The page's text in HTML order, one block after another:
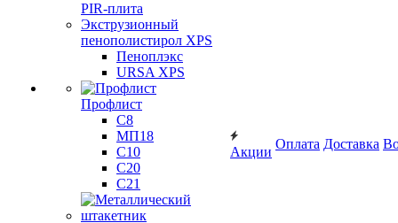
PIR-плита
Экструзионный
пенополистирол XPS
Пеноплэкс
URSA XPS
Профлист
С8
МП18
С10
С20
С21
Акции
Оплата Доставка